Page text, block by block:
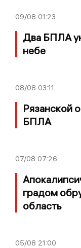
09/08 01:23
Два БПЛА
небе
08/08 03:11
Рязанской
БПЛА
07/08 07:26
градом
область
05/08 21:00